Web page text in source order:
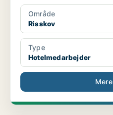
Område
Risskov
Type
Hotelmedarbejder